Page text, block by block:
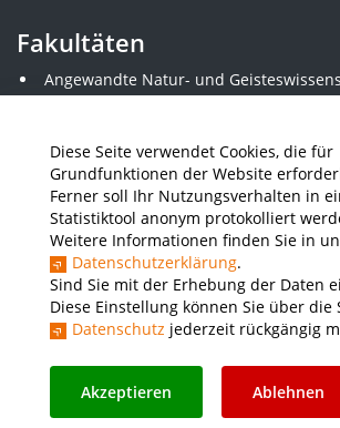
Diese Seite verwendet Cookies, die für
Grundfunktionen der Website
Ferner soll Ihr Nutzungsverhalten in
Statistiktool anonym protokolliert
Weitere Informationen finden Sie in
Datenschutzerklärung.
Sind Sie mit der Erhebung der Daten
Diese Einstellung können Sie über die
Datenschutz jederzeit rückgängig
Akzeptieren Ablehnen
Fakultäten
Angewandte Natur- und
Angewandte Sozialwissenschaften
Elektrotechnik
Gestaltung
Informatik und Wirtschaftsinformatik
Kunststofftechnik und Vermessung
Maschinenbau
THWS Business School
Wirtschaftsingenieurwesen
Presse
Instagram YouTube LinkedIn